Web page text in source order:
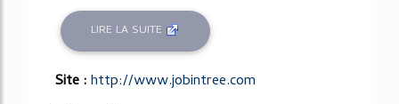
LIRE LA SUITE
Site :http://www.jobintree.com